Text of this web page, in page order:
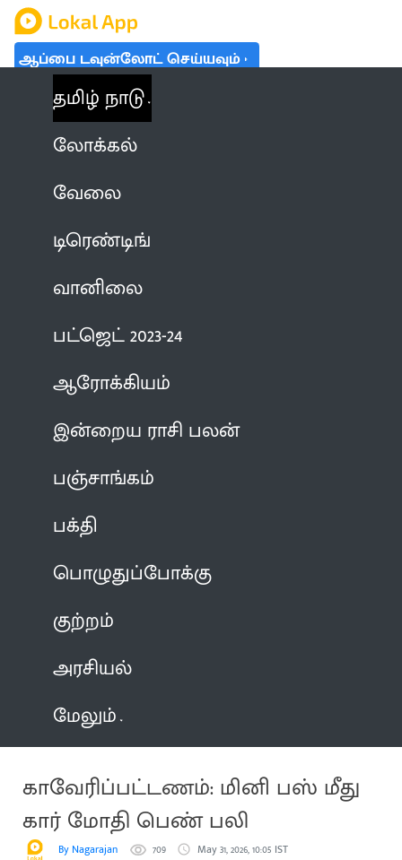
ஆப்பை டவுன்லோட் செய்யவும்
தமிழ் நாடு
லோக்கல்
வேலை
டிரெண்டிங்
வானிலை
பட்ஜெட் 2023-24
ஆரோக்கியம்
இன்றைய ராசி பலன்
பஞ்சாங்கம்
பக்தி
பொழுதுப்போக்கு
குற்றம்
அரசியல்
மேலும்
காவேரிப்பட்டணம்: மினி பஸ் மீது
கார் மோதி பெண் பலி
By Nagarajan 709 May 31, 2026, 10:05 IST